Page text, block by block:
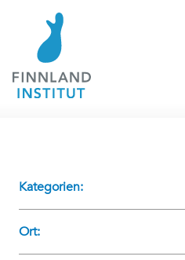
Kategorien:
Ort: